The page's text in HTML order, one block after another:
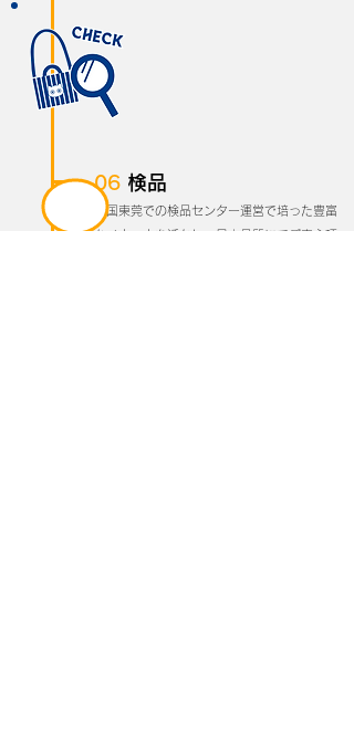
06 検品
中国東莞での検品センター運営で培った豊富
なノウハウを活かし、日本品質にてご安心頂